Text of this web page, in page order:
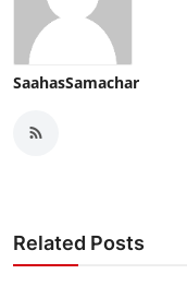
SaahasSamachar
Related Posts